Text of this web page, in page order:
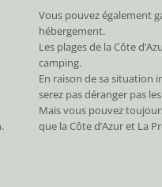
Vous pouvez également
hébergement.
Les plages de la Côte
camping.
En raison de sa situation
serez pas déranger pas
Mais vous pouvez
que la Côte d’Azur et La